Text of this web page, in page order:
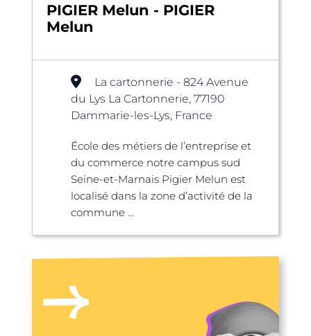
PIGIER Melun - PIGIER
Melun
La cartonnerie - 824 Avenue
du Lys La Cartonnerie, 77190
Dammarie-les-Lys, France
École des métiers de l’entreprise et
du commerce notre campus sud
Seine-et-Marnais Pigier Melun est
localisé dans la zone d’activité de la
commune ...